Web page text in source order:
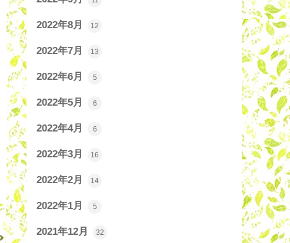
2022年8月 12
2022年7月 13
2022年6月 5
2022年5月 6
2022年4月 6
2022年3月 16
2022年2月 14
2022年1月 5
2021年12月 32